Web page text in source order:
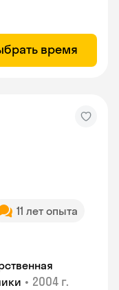
время
11 лет опыта
• 2004 г.